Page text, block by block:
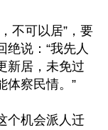
不可以居”，要
绝说：“我先人
新居，未免过
体察民情。”
个机会派人迁